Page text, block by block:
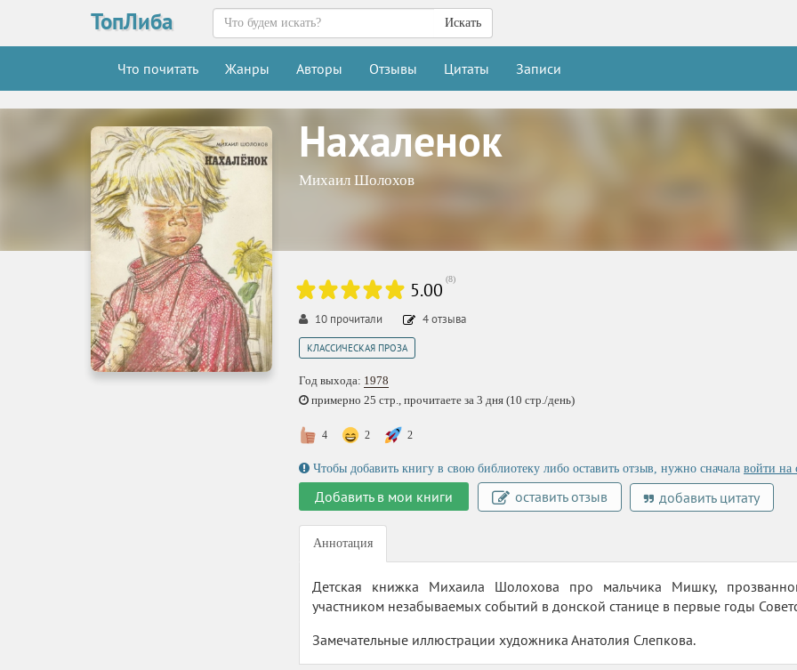
ТопЛиба Искать
Что почитать Жанры Авторы Отзывы Цитаты Записи
Нахаленок
Михаил Шолохов
5.00 (8)
10 прочитали 4отзыва
КЛАССИЧЕСКАЯ ПРОЗА
Год выхода: 1978
примерно 25 стр., прочитаете за 3 дня (10 стр./день)
4 2 2
Чтобы добавить книгу в свою библиотеку либо оставить отзыв, нужно сначала войти на
Добавить в мои книги оставить отзыв добавить цитату
Аннотация
Детская книжка Михаила Шолохова про мальчика Мишку,
участником незабываемых событий в донской станице в первые годы
Замечательные иллюстрации художника Анатолия Слепкова.